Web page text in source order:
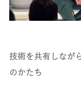
技術を共有しなが
のかたち